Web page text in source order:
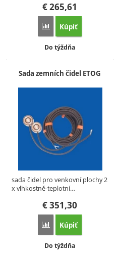
€265,61
Porovnať
Kúpiť
Dostupnosť:
Do týždňa
Sada zemních čidel ETOG
sada čidel pro venkovní plochy 2
x vlhkostně-teplotní…
€351,30
Porovnať
Kúpiť
Dostupnosť:
Do týždňa